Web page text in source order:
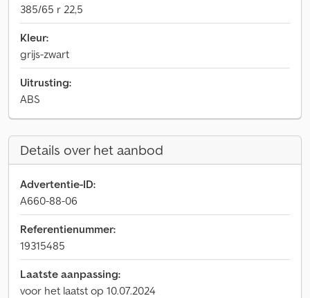
385/65 r 22,5
Kleur:
grijs-zwart
Uitrusting:
ABS
Details over het aanbod
Advertentie-ID:
A660-88-06
Referentienummer:
19315485
Laatste aanpassing:
voor het laatst op 10.07.2024